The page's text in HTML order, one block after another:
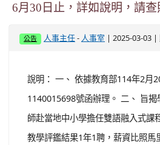
6月30日止，詳如說明，請查
公告 人事主任 - 人事室 | 2025-03-03 |
說明： 一、 依據教育部114年2月
1140015698號函辦理。 二、 旨
師赴當地中小學擔任雙語融入式課
教學評鑑結果1年1聘，薪資比照馬